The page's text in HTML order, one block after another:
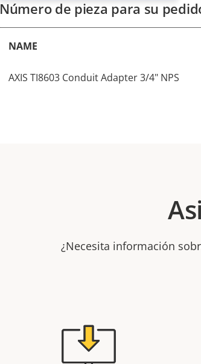
Número de pieza para su
NAME
AXIS TI8603 Conduit Adapter 3/4" NPS
¿Necesita información